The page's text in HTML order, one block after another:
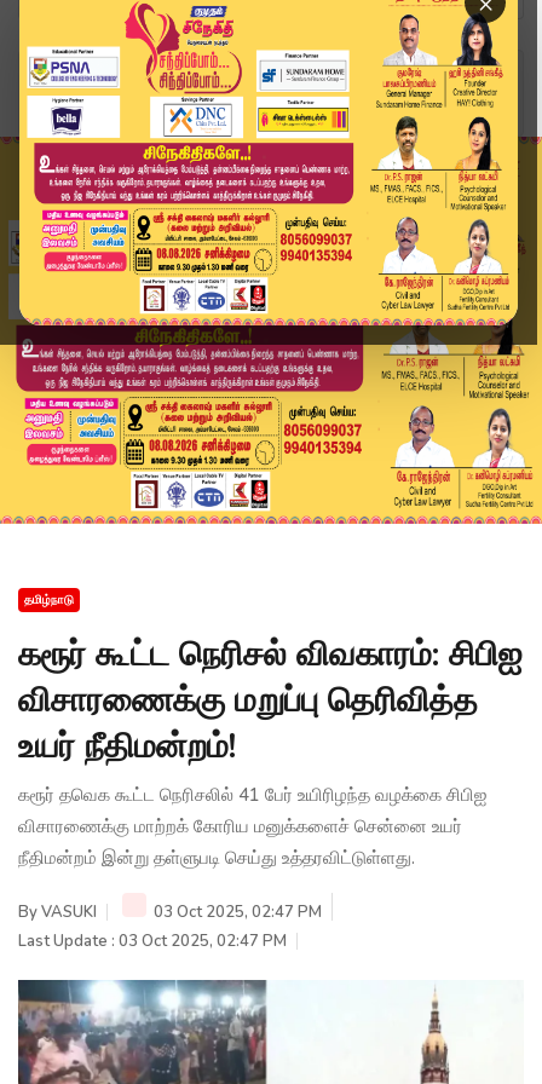
Home
தமிழ்நாடு
கரூர் கூட்ட நெரிசல் விவகாரம்: சிபிஐ விசாரணைக்கு...
தமிழ்நாடு
கரூர் கூட்ட நெரிசல் விவகாரம்: சிபிஐ
விசாரணைக்கு மறுப்பு தெரிவித்த
உயர் நீதிமன்றம்!
கரூர் தவெக கூட்ட நெரிசலில் 41 பேர் உயிரிழந்த வழக்கை சிபிஐ
விசாரணைக்கு மாற்றக் கோரிய மனுக்களைச் சென்னை உயர்
நீதிமன்றம் இன்று தள்ளுபடி செய்து உத்தரவிட்டுள்ளது.
ByVASUKI
03 Oct 2025, 02:47 PM
Last Update : 03 Oct 2025, 02:47 PM